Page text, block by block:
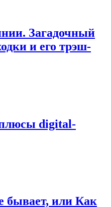
Загадочный
и его трэш-
digital-
бывает, или Как